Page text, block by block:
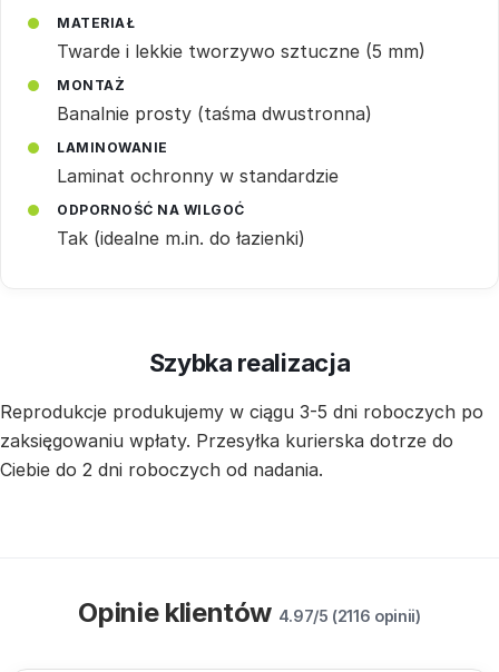
MATERIAŁ
Twarde i lekkie tworzywo sztuczne (5 mm)
MONTAŻ
Banalnie prosty (taśma dwustronna)
LAMINOWANIE
Laminat ochronny w standardzie
ODPORNOŚĆ NA WILGOĆ
Tak (idealne m.in. do łazienki)
Szybka realizacja
Reprodukcje produkujemy w ciągu 3-5 dni roboczych po
zaksięgowaniu wpłaty. Przesyłka kurierska dotrze do
Ciebie do 2 dni roboczych od nadania.
Opinie klientów 4.97/5 (2116 opinii)